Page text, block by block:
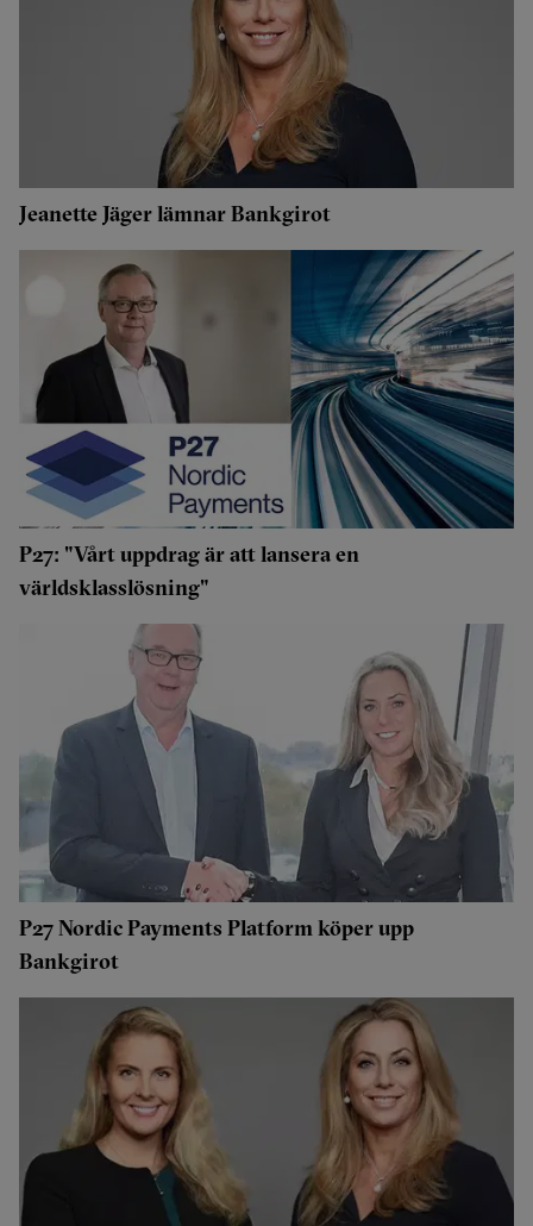
Jeanette Jäger lämnar Bankgirot
P27: "Vårt uppdrag är att lansera en
världsklasslösning"
P27 Nordic Payments Platform köper upp
Bankgirot